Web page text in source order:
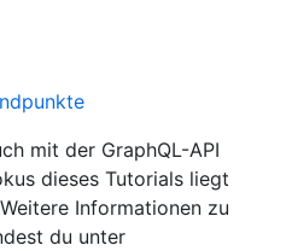
mit der GraphQL-API
dieses Tutorials liegt
Informationen zu
du unter